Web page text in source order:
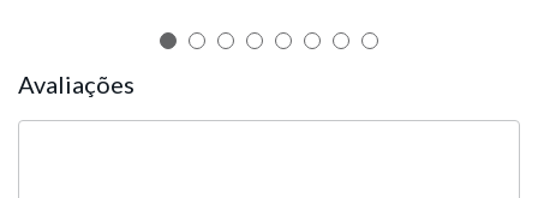
Avaliações